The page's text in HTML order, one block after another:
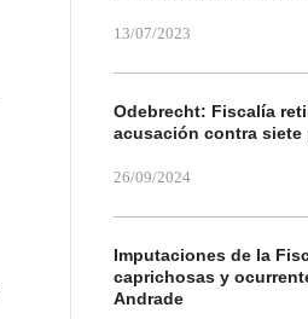
13/07/2023
Odebrecht: Fiscalía
acusación contra siete
26/09/2024
Imputaciones de la
caprichosas y
Andrade